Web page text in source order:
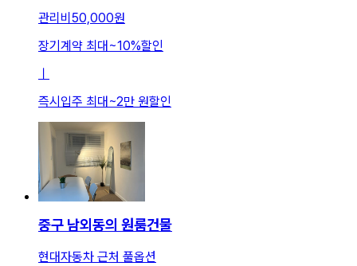
관리비 50,000원
장기계약 최대~10%할인
ㅣ
즉시입주 최대~2만 원할인
중구 남외동의 원룸건물
현대자동차 근처 풀옵션